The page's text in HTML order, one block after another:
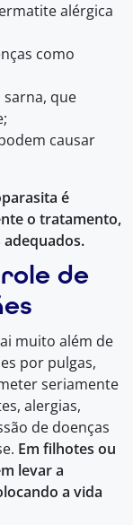
alérgica
como
sarna, que
causar
é
o tratamento,
de
muito além de
por pulgas,
seriamente
alergias,
de doenças
Em filhotes ou
levar a
a vida